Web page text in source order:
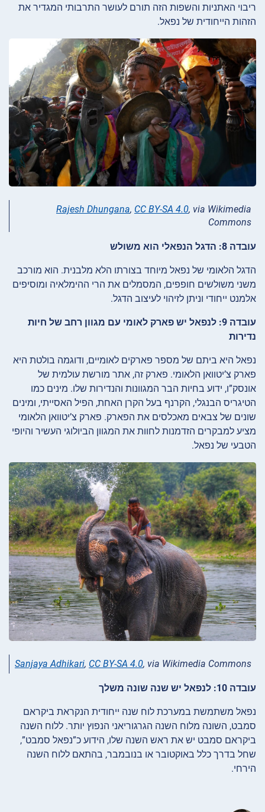
ריבוי האתניות והשפות הזה תורם לעושר התרבותי המגדיר את
הזהות הייחודית של נפאל.
Rajesh Dhungana, CC BY-SA 4.0, via Wikimedia
Commons
עובדה 8: הדגל הנפאלי הוא משולש
הדגל הלאומי של נפאל מיוחד בצורתו הלא מלבנית. הוא מורכב
משני משולשים חופפים, המסמלים את הרי ההימלאיה ומוסיפים
אלמנט ייחודי וניתן לזיהוי לעיצוב הדגל.
עובדה 9: לנפאל יש פארק לאומי עם מגוון רחב של חיות
נדירות
נפאל היא ביתם של מספר פארקים לאומיים, ודוגמה בולטת היא
פארק צ’יטוואן הלאומי. פארק זה, אתר מורשת עולמית של
אונסק”ו, ידוע בחיות הבר המגוונות והנדירות שלו. מינים כמו
הטיגריס הבנגלי, הקרנף בעל הקרן האחת, הפיל האסייתי, ומינים
שונים של צבאים מאכלסים את הפארק. פארק צ’יטוואן הלאומי
מציע למבקרים הזדמנות לחוות את המגוון הביולוגי העשיר והיופי
הטבעי של נפאל.
Sanjaya Adhikari, CC BY-SA 4.0, via Wikimedia Commons
עובדה 10: לנפאל יש שנה שונה משלך
נפאל משתמשת במערכת לוח שנה ייחודית הנקראת ביקראם
סמבט, השונה מלוח השנה הגרגוריאני הנפוץ יותר. ללוח השנה
ביקראם סמבט יש את ראש השנה שלו, הידוע כ”נפאל סמבט”,
שחל בדרך כלל באוקטובר או בנובמבר, בהתאם ללוח השנה
הירחי.